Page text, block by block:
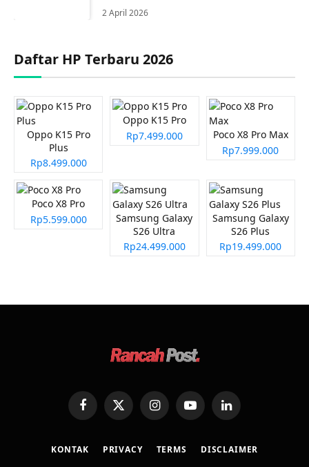
2 April 2026
Daftar HP Terbaru 2026
Oppo K15 Pro
Plus
Rp8.499.000
Oppo K15 Pro
Rp7.499.000
Poco X8 Pro Max
Rp7.999.000
Poco X8 Pro
Rp5.599.000
Samsung Galaxy
S26 Ultra
Rp24.499.000
Samsung Galaxy
S26 Plus
Rp19.499.000
FacebookX
(Twitter)
InstagramYouTubeLinkedIn
KONTAK PRIVACY TERMS DISCLAIMER